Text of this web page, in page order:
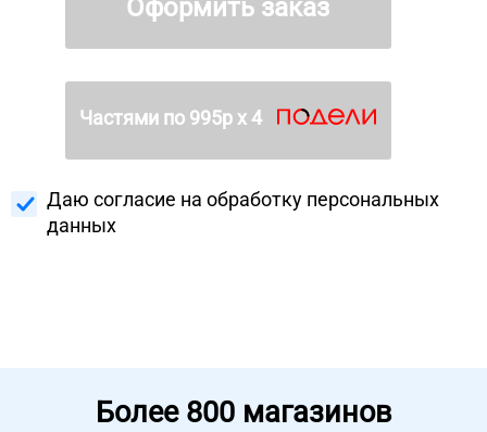
Оформить заказ
Частями по 995р х 4
Даю согласие на обработку персональных
данных
Более 800 магазинов